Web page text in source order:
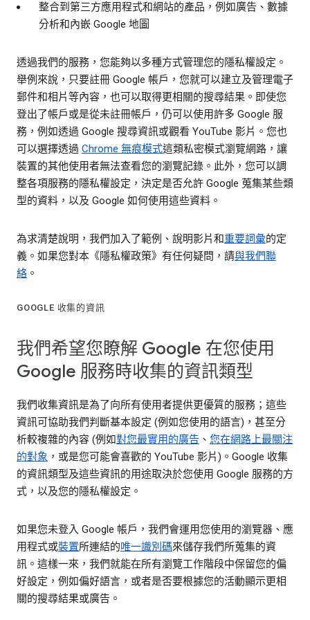
整合到第三方應用程式和網站的產品，例如廣告、數據
分析和內嵌 Google 地圖
透過我們的服務，您能夠以多種方式管理您的隱私權設定。
舉例來說，只要註冊 Google 帳戶，您就可以建立及管理電子
郵件和相片等內容，也可以取得更相關的搜尋結果。即使您
登出了帳戶或是從未註冊帳戶，仍可以使用許多 Google 服
務，例如透過 Google 搜尋資訊或觀看 YouTube 影片。您也
可以選擇透過 Chrome 無痕模式這類私密模式瀏覽網路，讓
裝置的其他使用者無法查看您的瀏覽記錄。此外，您可以調
整各項服務的隱私權設定，決定是否允許 Google 蒐集某些類
型的資料，以及 Google 如何使用這些資料。
為求清楚說明，我們加入了範例、說明影片和重要詞彙的定
義。如果您對本《隱私權政策》有任何疑問，請與我們聯
絡 。
GOOGLE 收集的資訊
我們希望您瞭解 Google 在您使用
Google 服務時收集的資訊類型
我們收集資訊是為了向所有使用者提供更優質的服務；這些
資訊可協助我們判斷基本設定 (例如您使用的語言)，甚至分
析較複雜的內容 (例如對您最實用的廣告 、 您在網路上最關注
的對象 ，或是您可能會喜歡的 YouTube 影片)。Google 收集
的資訊類型及這些資訊的用途取決於您使用 Google 服務的方
式，以及您的隱私權設定。
如果您未登入 Google 帳戶，我們會運用您使用的瀏覽器、應
用程式或裝置所連結的唯一識別碼來儲存我們所蒐集的資
訊。這樣一來，我們就能在所有瀏覽工作階段中保留您的偏
好設定，例如偏好語言，或者是否要根據您的活動顯示更相
關的搜尋結果或廣告。